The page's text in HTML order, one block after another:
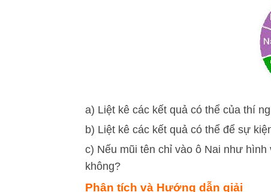
a) Liệt kê các kết quả có thể của thí
b) Liệt kê các kết quả có thể để sự
c) Nếu mũi tên chỉ vào ô Nai như
không?
Phân tích và Hướng dẫn giải